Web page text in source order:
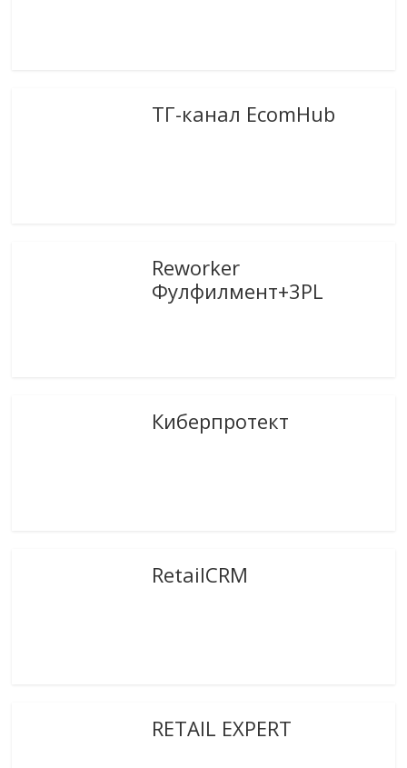
ТГ-канал EcomHub
Reworker
Фулфилмент+3PL
Киберпротект
RetailCRM
RETAIL EXPERT